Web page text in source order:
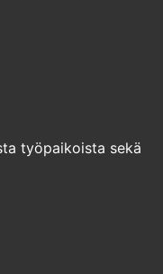
työpaikoista sekä